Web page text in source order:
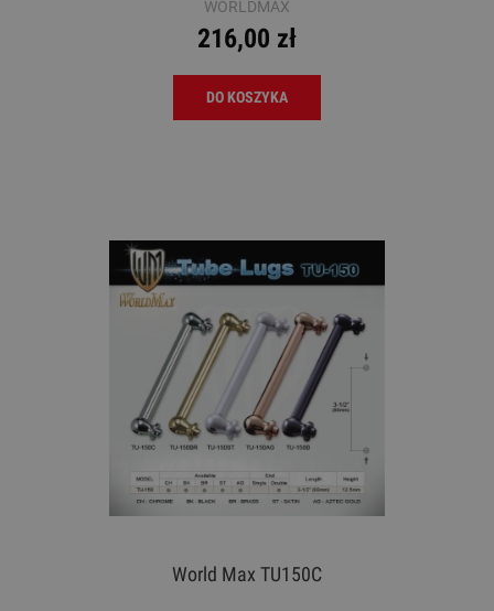
WORLDMAX
216,00 zł
DO KOSZYKA
World Max TU150C